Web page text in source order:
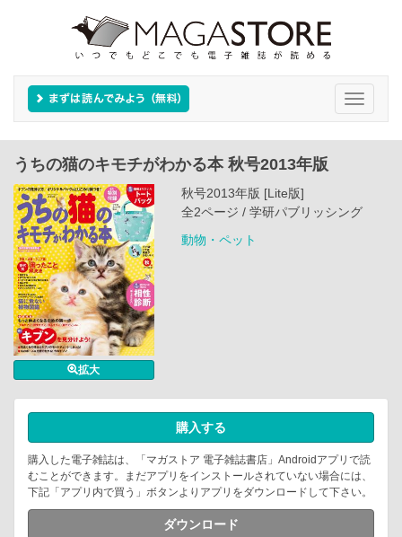
Toggle
うちの猫のキモチがわかる本 秋号2013年版
拡大
秋号2013年版 [Lite版]
全2ページ / 学研パブリッシング
動物・ペット
購入する
購入した電子雑誌は、「マガストア 電子雑誌書店」Androidアプリで読
むことができます。まだアプリをインストールされていない場合には、
下記「アプリ内で買う」ボタンよりアプリをダウンロードして下さい。
ダウンロード